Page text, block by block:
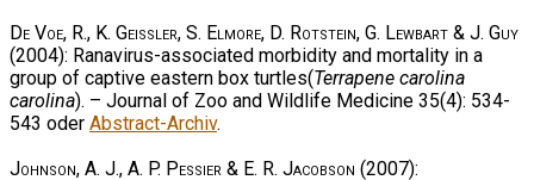
De Voe, R., K. Geissler, S. Elmore, D. Rotstein, G. Lewbart & J. Guy
(2004): Ranavirus-associated morbidity and mortality in a
group of captive eastern box turtles(Terrapene carolina
carolina). – Journal of Zoo and Wildlife Medicine 35(4): 534-
543 oder Abstract-Archiv.
Johnson, A. J., A. P. Pessier & E. R. Jacobson (2007):